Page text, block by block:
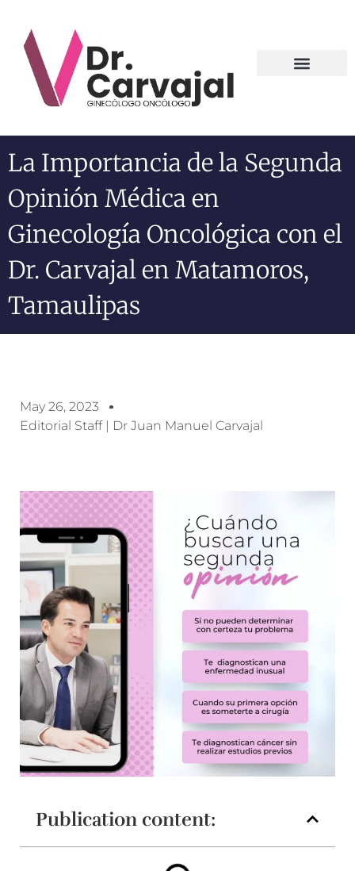
La Importancia de la Segunda
Opinión Médica en
Ginecología Oncológica con el
Dr. Carvajal en Matamoros,
Tamaulipas
May 26, 2023
Editorial Staff | Dr Juan Manuel Carvajal
Publication content: